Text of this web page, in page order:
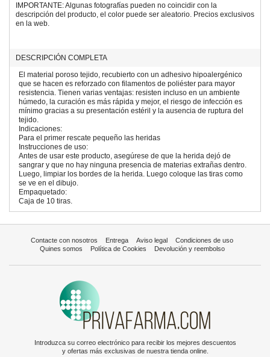
IMPORTANTE: Algunas fotografías pueden no coincidir con la
descripción del producto, el color puede ser aleatorio. Precios exclusivos
en la web.
DESCRIPCIÓN COMPLETA
El material poroso tejido, recubierto con un adhesivo hipoalergénico
que se hacen es reforzado con filamentos de poliéster para mayor
resistencia. Tienen varias ventajas: resisten incluso en un ambiente
húmedo, la curación es más rápida y mejor, el riesgo de infección es
mínimo gracias a su presentación estéril y la ausencia de ruptura del
tejido.
Indicaciones:
Para el primer rescate pequeño las heridas
Instrucciones de uso:
Antes de usar este producto, asegúrese de que la herida dejó de
sangrar y que no hay ninguna presencia de materias extrañas dentro.
Luego, limpiar los bordes de la herida. Luego coloque las tiras como
se ve en el dibujo.
Empaquetado:
Caja de 10 tiras.
Contacte con nosotros Entrega Aviso legal
Condiciones de uso
Quines somos
Política de Cookies Devolución y reembolso
Introduzca su correo electrónico para recibir los mejores descuentos
y ofertas más exclusivas de nuestra tienda online.